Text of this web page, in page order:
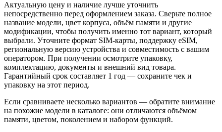
Актуальную цену и наличие лучше уточнить
непосредственно перед оформлением заказа. Сверьте полное
название модели, цвет корпуса, объём памяти и другие
модификации, чтобы получить именно тот вариант, который
выбрали. Уточните формат SIM-карты, поддержку eSIM,
региональную версию устройства и совместимость с вашим
оператором. При получении осмотрите упаковку,
комплектацию, документы и внешний вид товара.
Гарантийный срок составляет 1 год — сохраните чек и
упаковку на этот период.
Если сравниваете несколько вариантов — обратите внимание
на похожие модели в каталоге: они отличаются объёмом
памяти, цветом, поколением и набором функций.